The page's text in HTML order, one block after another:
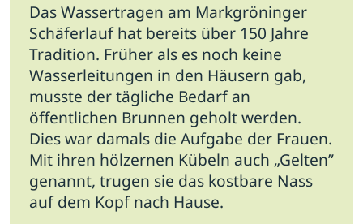
Das Wassertragen am Markgröninger
Schäferlauf hat bereits über 150 Jahre
Tradition. Früher als es noch keine
Wasserleitungen in den Häusern gab,
musste der tägliche Bedarf an
öffentlichen Brunnen geholt werden.
Dies war damals die Aufgabe der Frauen.
Mit ihren hölzernen Kübeln auch „Gelten”
genannt, trugen sie das kostbare Nass
auf dem Kopf nach Hause.